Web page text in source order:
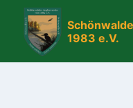
Inhalt
springen
1983 e.V.